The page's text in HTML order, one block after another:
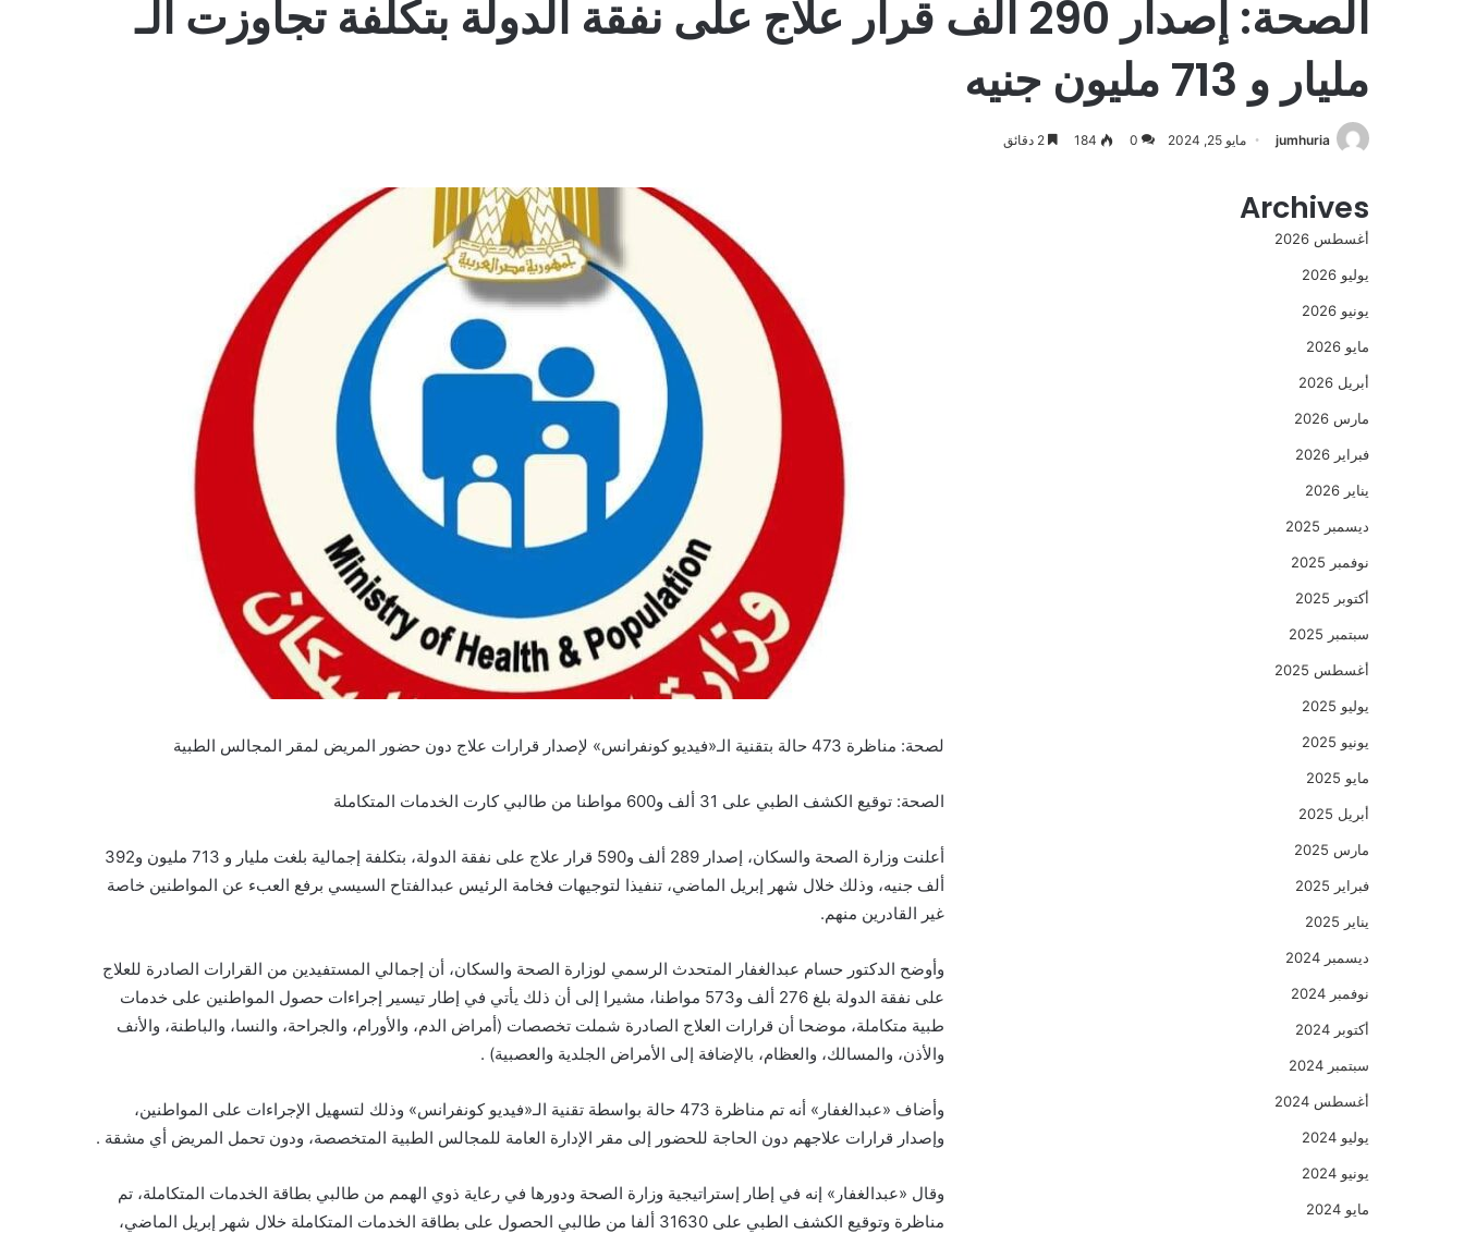
الصحة: إصدار 290 ألف قرار علاج على نفقة الدولة بتكلفة تجاوزت الـ
مليار و 713 مليون جنيه
jumhuria مايو 25, 2024 0
184
لصحة: مناظرة 473 حالة بتقنية الـ«فيديو كونفرانس» لإصدار قرارات علاج دون حضور المريض لمقر المجالس الطبية
الصحة: توقيع الكشف الطبي على 31 ألف و600 مواطنا من طالبي كارت الخدمات المتكاملة
أعلنت وزارة الصحة والسكان، إصدار 289 ألف و590 قرار علاج على نفقة الدولة، بتكلفة إجمالية بلغت مليار و 713 مليون و392
ألف جنيه، وذلك خلال شهر إبريل الماضي، تنفيذا لتوجيهات فخامة الرئيس عبدالفتاح السيسي برفع العبء عن المواطنين خاصة
غير القادرين منهم.
وأوضح الدكتور حسام عبدالغفار المتحدث الرسمي لوزارة الصحة والسكان، أن إجمالي المستفيدين من القرارات الصادرة للعلاج
على نفقة الدولة بلغ 276 ألف و573 مواطنا، مشيرا إلى أن ذلك يأتي في إطار تيسير إجراءات حصول المواطنين على خدمات
طبية متكاملة، موضحا أن قرارات العلاج الصادرة شملت تخصصات (أمراض الدم، والأورام، والجراحة، والنسا، والباطنة، والأنف
والأذن، والمسالك، والعظام، بالإضافة إلى الأمراض الجلدية والعصبية) .
وأضاف «عبدالغفار» أنه تم مناظرة 473 حالة بواسطة تقنية الـ«فيديو كونفرانس» وذلك لتسهيل الإجراءات على المواطنين،
وإصدار قرارات علاجهم دون الحاجة للحضور إلى مقر الإدارة العامة للمجالس الطبية المتخصصة، ودون تحمل المريض أي مشقة .
وقال «عبدالغفار» إنه في إطار إستراتيجية وزارة الصحة ودورها في رعاية ذوي الهمم من طالبي بطاقة الخدمات المتكاملة، تم
مناظرة وتوقيع الكشف الطبي على 31630 ألفا من طالبي الحصول على بطاقة الخدمات المتكاملة خلال شهر إبريل الماضي،
Archives
أغسطس 2026
يوليو 2026
يونيو 2026
مايو 2026
أبريل 2026
مارس 2026
فبراير 2026
يناير 2026
ديسمبر 2025
نوفمبر 2025
أكتوبر 2025
سبتمبر 2025
أغسطس 2025
يوليو 2025
يونيو 2025
مايو 2025
أبريل 2025
مارس 2025
فبراير 2025
يناير 2025
ديسمبر 2024
نوفمبر 2024
أكتوبر 2024
سبتمبر 2024
أغسطس 2024
يوليو 2024
يونيو 2024
مايو 2024